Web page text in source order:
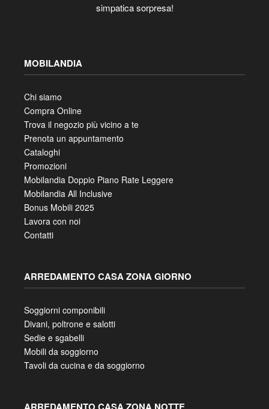
simpatica sorpresa!
MOBILANDIA
Chi siamo
Compra Online
Trova il negozio più vicino a te
Prenota un appuntamento
Cataloghi
Promozioni
Mobilandia Doppio Piano Rate Leggere
Mobilandia All Inclusive
Bonus Mobili 2025
Lavora con noi
Contatti
ARREDAMENTO CASA ZONA GIORNO
Soggiorni componibili
Divani, poltrone e salotti
Sedie e sgabelli
Mobili da soggiorno
Tavoli da cucina e da soggiorno